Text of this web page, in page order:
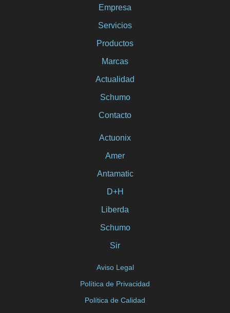
Empresa
Servicios
Productos
Marcas
Actualidad
Schumo
Contacto
Actuonix
Amer
Antamatic
D+H
Liberda
Schumo
Sir
Aviso Legal
Política de Privacidad
Política de Calidad